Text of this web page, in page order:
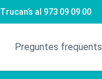
Trucan’s al 973 09 09 00
Preguntes freqüents